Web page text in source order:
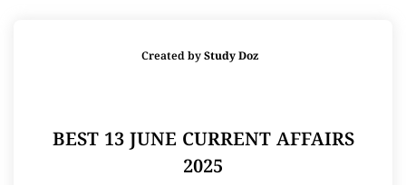
Created byStudy Doz
BEST 13 JUNE CURRENT AFFAIRS
2025